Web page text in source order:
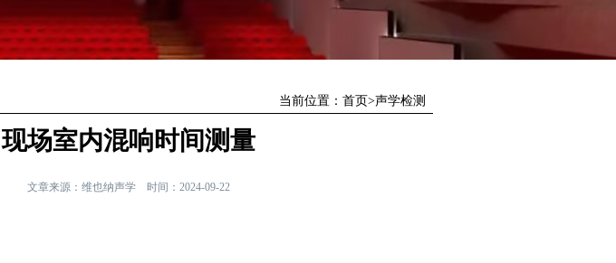
当前位置： 首页>声学检测
现场室内混响时间测量
文章来源：维也纳声学 时间：2024-09-22